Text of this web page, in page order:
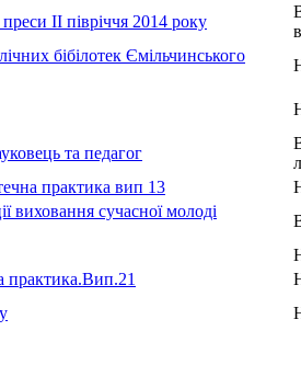
II півріччя 2014 року
бібілотек Ємільчинського
та педагог
практика вип 13
виховання сучасної молоді
практика.Вип.21